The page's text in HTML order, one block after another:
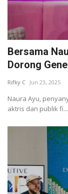
Bersama
Dorong
Rifky C Jun 23, 2025
Naura Ayu,
aktris dan publik fi...